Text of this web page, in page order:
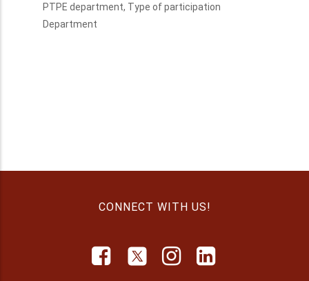
PTPE department, Type of participation
Department
CONNECT WITH US!